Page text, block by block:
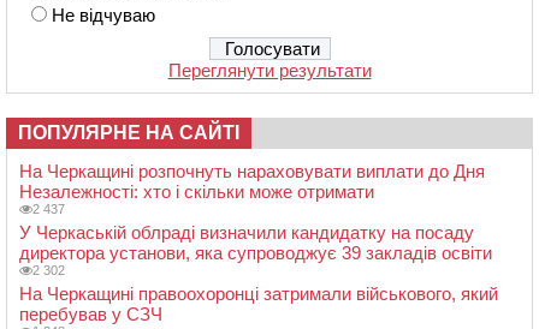
Не відчуваю
Переглянути результати
ПОПУЛЯРНЕ НА САЙТІ
На Черкащині розпочнуть нараховувати виплати до Дня
Незалежності: хто і скільки може отримати
2 437
У Черкаській облраді визначили кандидатку на посаду
директора установи, яка супроводжує 39 закладів освіти
2 302
На Черкащині правоохоронці затримали військового, який
перебував у СЗЧ